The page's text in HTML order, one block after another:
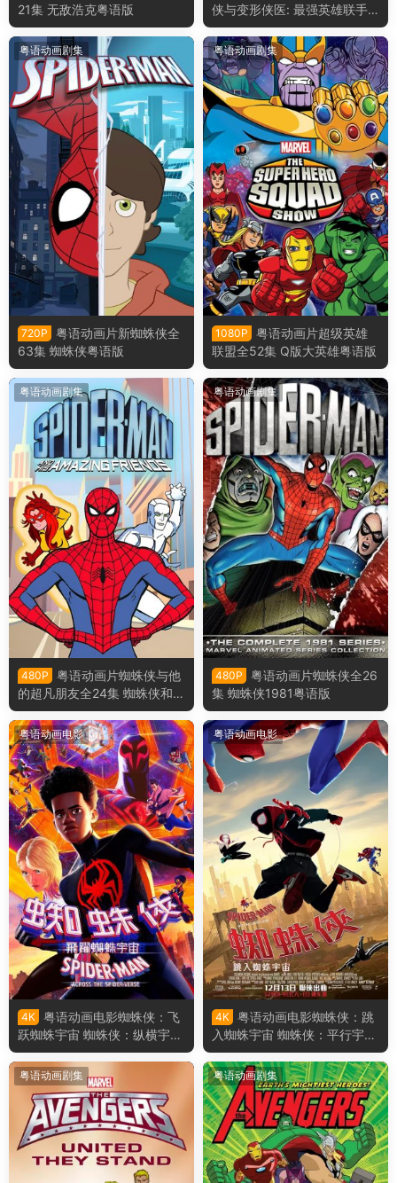
21集 无敌浩克粤语版
侠与变形侠医: 最强英雄联手
钢铁侠与浩克：联合战记粤语
版
粤语动画剧集
720P
粤语动画片新蜘蛛侠全
63集 蜘蛛侠粤语版
粤语动画剧集
1080P
粤语动画片超级英雄
联盟全52集 Q版大英雄粤语版
粤语动画剧集
480P
粤语动画片蜘蛛侠与他
的超凡朋友全24集 蜘蛛侠和他
的神奇朋友们粤语版
粤语动画剧集
480P
粤语动画片蜘蛛侠全26
集 蜘蛛侠1981粤语版
粤语动画电影
4K 粤语动画电影蜘蛛侠：飞
跃蜘蛛宇宙 蜘蛛侠：纵横宇宙
粤语版
粤语动画电影
4K 粤语动画电影蜘蛛侠：跳
入蜘蛛宇宙 蜘蛛侠：平行宇宙
粤语版
粤语动画剧集 粤语动画剧集